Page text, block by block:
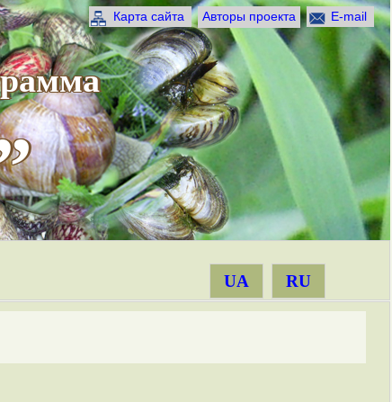
Карта сайта Авторы проекта E-mail
UA RU